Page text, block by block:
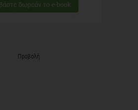
Προβολή